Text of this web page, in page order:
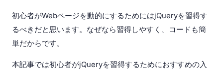
初心者がWebページを動的にするためにはjQueryを習得す
るべきだと思います。なぜなら習得しやすく、コードも簡
単だからです。
本記事では初心者がjQueryを習得するためにおすすめの入